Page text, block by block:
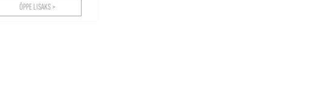
ÕPPE LISAKS >